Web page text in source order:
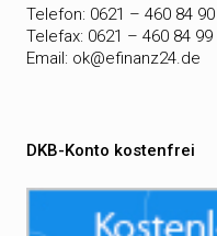
Telefon: 0621 – 460 84 90
Telefax: 0621 – 460 84 99
Email: ok@efinanz24.de
DKB-Konto kostenfrei